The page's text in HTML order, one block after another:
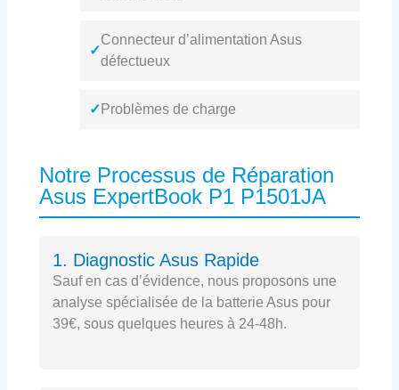
✓
Connecteur d’alimentation Asus
défectueux
✓ Problèmes de charge
Notre Processus de Réparation
Asus ExpertBook P1 P1501JA
1. Diagnostic Asus Rapide
Sauf en cas d’évidence, nous proposons une
analyse spécialisée de la batterie Asus pour
39€, sous quelques heures à 24-48h.